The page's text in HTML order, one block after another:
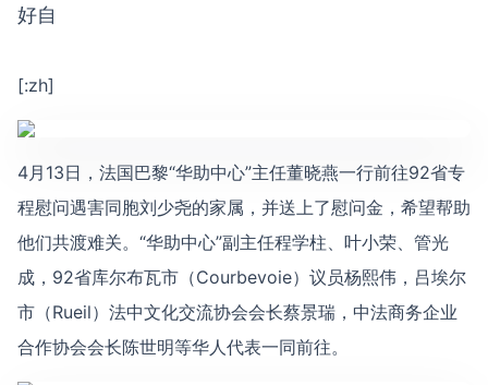
好自
[:zh]
4月13日，法国巴黎“华助中心”主任董晓燕一行前往92省专
程慰问遇害同胞刘少尧的家属，并送上了慰问金，希望帮助
他们共渡难关。“华助中心”副主任程学柱、叶小荣、管光
成，92省库尔布瓦市（Courbevoie）议员杨熙伟，吕埃尔
市（Rueil）法中文化交流协会会长蔡景瑞，中法商务企业
合作协会会长陈世明等华人代表一同前往。